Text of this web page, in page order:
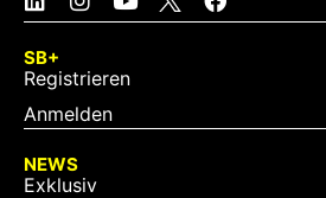
SB+
Registrieren
Anmelden
NEWS
Exklusiv